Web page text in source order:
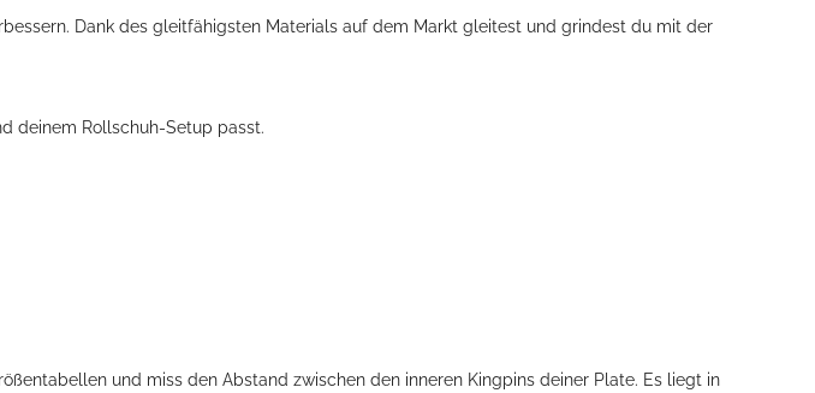
Dank des gleitfähigsten Materials auf dem Markt gleitest und grindest du mit der
deinem Rollschuh-Setup passt.
und miss den Abstand zwischen den inneren Kingpins deiner Plate. Es liegt in